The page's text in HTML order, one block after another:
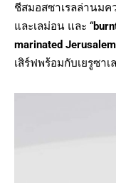
ชีสมอสซาเรลล่านมค
และเลม่อน และ “
marinated
เสิร์ฟพร้อมกับเยรูซา